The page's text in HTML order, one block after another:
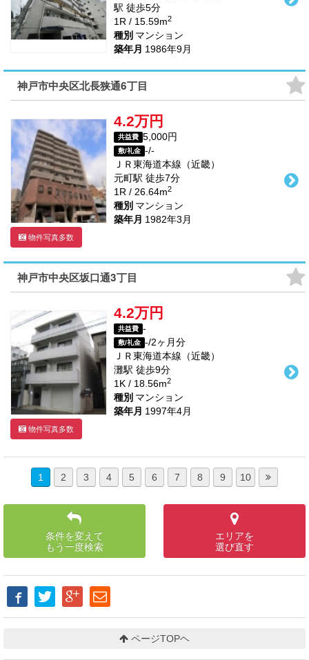
駅 徒歩5分
1R / 15.59m2
種別 マンション
築年月 1986年9月
神戸市中央区北長狭通6丁目
物件写真多数
4.2万円
共益費 5,000円
敷/礼金 -/-
ＪＲ東海道本線（近畿）
元町駅 徒歩7分
1R / 26.64m2
種別 マンション
築年月 1982年3月
神戸市中央区坂口通3丁目
物件写真多数
4.2万円
共益費 -
敷/礼金 -/2ヶ月分
ＪＲ東海道本線（近畿）
灘駅 徒歩9分
1K / 18.56m2
種別 マンション
築年月 1997年4月
1 2 3 4 5 6 7 8 9 10
条件を変えて
もう一度検索
エリアを
選び直す
ページTOPヘ